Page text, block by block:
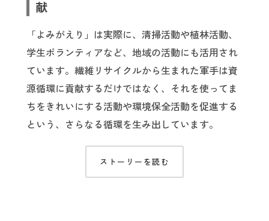
献
「よみがえり」は実際に、清掃活動や植林活動、
学生ボランティアなど、地域の活動にも活用され
ています。繊維リサイクルから生まれた軍手は資
源循環に貢献するだけではなく、それを使ってま
ちをきれいにする活動や環境保全活動を促進する
という、さらなる循環を生み出しています。
ストーリーを読む